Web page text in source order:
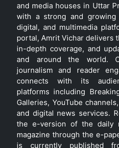
and media houses in Uttar
with a strong and growing
digital, and multimedia
portal, Amrit Vichar delivers
in-depth coverage, and
and around the world.
journalism and reader
connects with its
platforms including
Galleries, YouTube
and digital news services.
the e-version of the daily
magazine through the e-
is currently published